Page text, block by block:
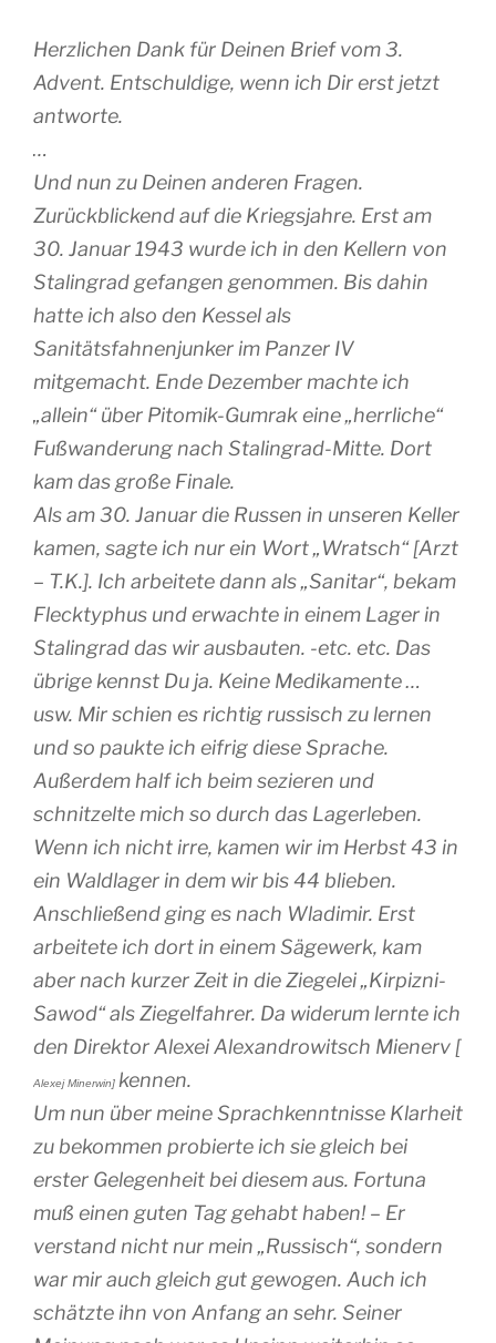
Herzlichen Dank für Deinen Brief vom 3.
Advent. Entschuldige, wenn ich Dir erst jetzt
antworte.
…
Und nun zu Deinen anderen Fragen.
Zurückblickend auf die Kriegsjahre. Erst am
30. Januar 1943 wurde ich in den Kellern von
Stalingrad gefangen genommen. Bis dahin
hatte ich also den Kessel als
Sanitätsfahnenjunker im Panzer IV
mitgemacht. Ende Dezember machte ich
„allein“ über Pitomik-Gumrak eine „herrliche“
Fußwanderung nach Stalingrad-Mitte. Dort
kam das große Finale.
Als am 30. Januar die Russen in unseren Keller
kamen, sagte ich nur ein Wort „Wratsch“ [Arzt
– T.K.]. Ich arbeitete dann als „Sanitar“, bekam
Flecktyphus und erwachte in einem Lager in
Stalingrad das wir ausbauten. -etc. etc. Das
übrige kennst Du ja. Keine Medikamente …
usw. Mir schien es richtig russisch zu lernen
und so paukte ich eifrig diese Sprache.
Außerdem half ich beim sezieren und
schnitzelte mich so durch das Lagerleben.
Wenn ich nicht irre, kamen wir im Herbst 43 in
ein Waldlager in dem wir bis 44 blieben.
Anschließend ging es nach Wladimir. Erst
arbeitete ich dort in einem Sägewerk, kam
aber nach kurzer Zeit in die Ziegelei „Kirpizni-
Sawod“ als Ziegelfahrer. Da widerum lernte ich
den Direktor Alexei Alexandrowitsch Mienerv [
Alexej Minerwin] kennen.
Um nun über meine Sprachkenntnisse Klarheit
zu bekommen probierte ich sie gleich bei
erster Gelegenheit bei diesem aus. Fortuna
muß einen guten Tag gehabt haben! – Er
verstand nicht nur mein „Russisch“, sondern
war mir auch gleich gut gewogen. Auch ich
schätzte ihn von Anfang an sehr. Seiner